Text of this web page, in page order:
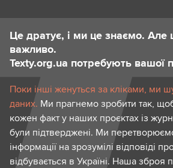
Це дратує, і ми це знаємо. Але
важливо.
Texty.org.ua потребують вашої
Поки інші женуться за кліками, ми
даних. Ми прагнемо зробити так,
кожен факт у наших проєктах із
були підтверджені. Ми
інформації на зрозумілі відповіді
відбувається в Україні. Наша зброя